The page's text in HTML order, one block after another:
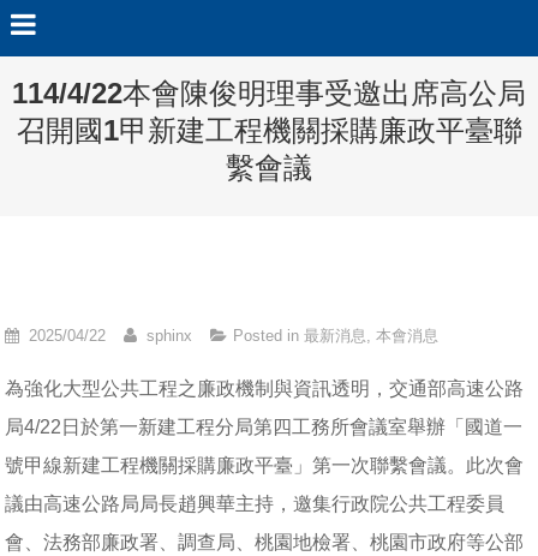
114/4/22本會陳俊明理事受邀出席高公局
召開國1甲新建工程機關採購廉政平臺聯
繫會議
2025/04/22 sphinx Posted in最新消息,本會消息
為強化大型公共工程之廉政機制與資訊透明，交通部高速公路
局4/22日於第一新建工程分局第四工務所會議室舉辦「國道一
號甲線新建工程機關採購廉政平臺」第一次聯繫會議。此次會
議由高速公路局局長趙興華主持，邀集行政院公共工程委員
會、法務部廉政署、調查局、桃園地檢署、桃園市政府等公部